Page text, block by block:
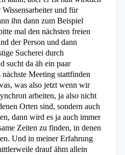
und für
ihn dann zum Beispiel
mal den nächsten freien
der Person und dann
Sucherei durch
sucht da äh ein paar
Meeting stattfinden
was also jetzt wenn wir
arbeiten, ja also nicht
Orten sind, sondern auch
dann wird es ja auch immer
Zeiten zu finden, in denen
Und in meiner Erfahrung
drauf ähm allein